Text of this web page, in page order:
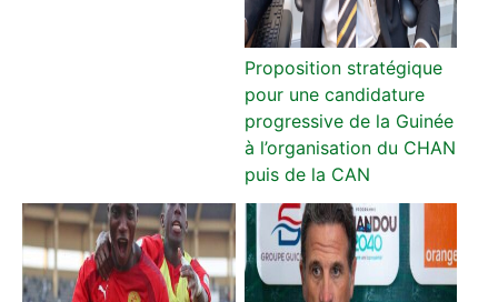
Proposition stratégique
pour une candidature
progressive de la Guinée
à l’organisation du CHAN
puis de la CAN